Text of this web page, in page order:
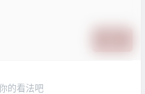
的看法吧